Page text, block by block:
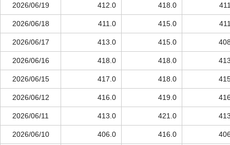
2026/06/19 412.0 418.0
2026/06/18 411.0 415.0
2026/06/17 413.0 415.0
2026/06/16 418.0 418.0
2026/06/15 417.0 418.0
2026/06/12 416.0 419.0
2026/06/11 413.0 421.0
2026/06/10 406.0 416.0